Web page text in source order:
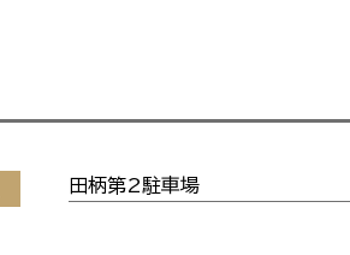
田柄第2駐車場